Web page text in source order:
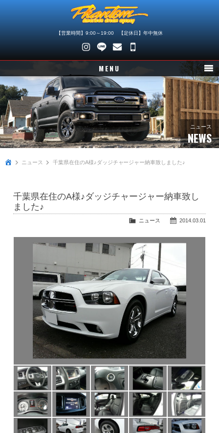
【営業時間】9:00～19:00 【定休日】年中無休
048-
745-
4446
MENU
ニュース
在庫車情報
パーツ情報
メンテナンス
買取査定
ニュース
NEWS
ニュース 千葉県在住のA様♪ダッジチャージャー納車致しました♪
千葉県在住のA様♪ダッジチャージャー納車致し
ました♪
2014.03.01
ニュース